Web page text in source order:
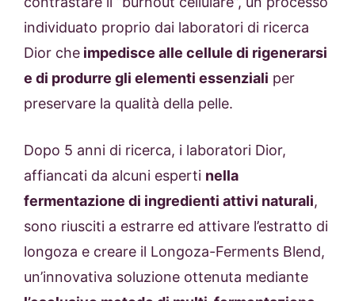
individuato proprio dai laboratori di ricerca
Dior che impedisce alle cellule di rigenerarsi
e di produrre gli elementi essenziali per
preservare la qualità della pelle.
Dopo 5 anni di ricerca, i laboratori Dior,
affiancati da alcuni esperti nella
fermentazione di ingredienti attivi naturali,
sono riusciti a estrarre ed attivare l’estratto di
longoza e creare il Longoza-Ferments Blend,
un’innovativa soluzione ottenuta mediante